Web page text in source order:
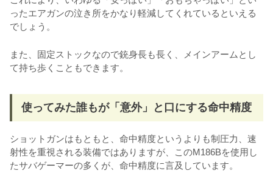
ったエアガンの泣き所をかなり軽減してくれているといえる
でしょう。
また、固定ストックなので銃身長も長く、メインアームとし
て持ち歩くこともできます。
使ってみた誰もが「意外」と口にする命中精度
ショットガンはもともと、命中精度というよりも制圧力、速
射性を重視される装備ではありますが、このM186Bを使用し
たサバゲーマーの多くが、命中精度に言及しています。